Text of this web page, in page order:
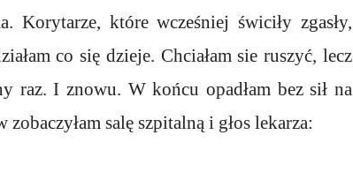
Korytarze, które wcześniej świciły zgasły,
co się dzieje. Chciałam sie ruszyć, lecz
raz. I znowu. W końcu opadłam bez sił na
salę szpitalną i głos lekarza: